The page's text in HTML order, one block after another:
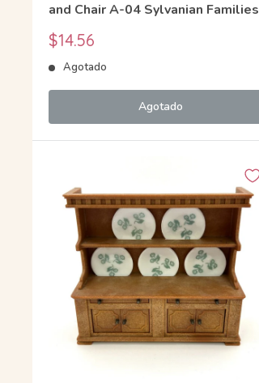
and Chair A-04 Sylvanian Families
Calico Critters
Precio
de
venta
$14.56
Agotado
Agotado